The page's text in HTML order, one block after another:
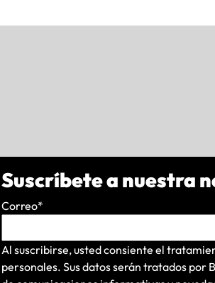
Suscríbete a nuestra
Correo*
Al suscribirse, usted consiente el
personales. Sus datos serán tratados por